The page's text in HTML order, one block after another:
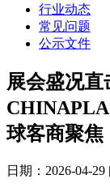
行业动态
常见问题
公示文件
展会盛况直
球客商聚焦
日期：2026-04-29